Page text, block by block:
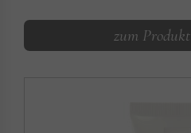
zum Produkt